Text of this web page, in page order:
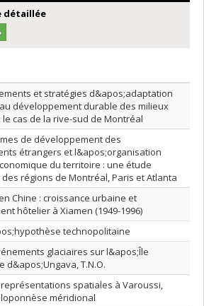
détaillée
ordre décroissant
titre en ordre décroissant
et stratégies d&apos;adaptation
développement durable des milieux
cas de la rive-sud de Montréal
de développement des
étrangers et l&apos;organisation
du territoire : une étude
régions de Montréal, Paris et Atlanta
Chine : croissance urbaine et
hôtelier à Xiamen (1949-1996)
technopolitaine
glaciaires sur l&apos;Île
d&apos;Ungava, T.N.O.
spatiales à Varoussi,
méridional